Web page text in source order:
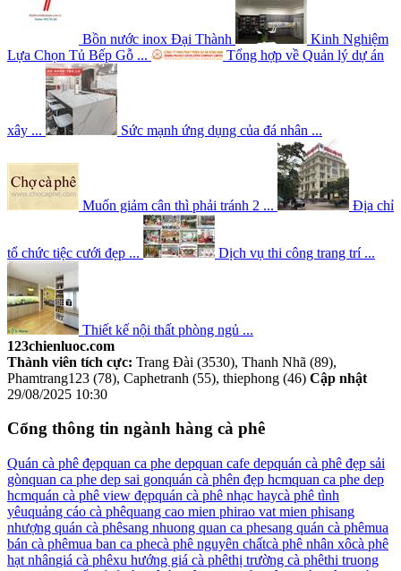
Bồn nước inox Đại Thành
Kinh Nghiệm
Lựa Chọn Tủ Bếp Gỗ ...
Tổng hợp về Quản lý dự án
xây ... Sức mạnh ứng dụng của đá nhân ...
Muốn giảm cân thì phải tránh 2 ... Địa chỉ
tổ chức tiệc cưới đẹp ... Dịch vụ thi công trang trí ...
Thiết kế nội thất phòng ngủ ...
123chienluoc.com
Thành viên tích cực: Trang Đài (3530), Thanh Nhã (89),
Phamtrang123 (78), Caphetranh (55), thiephong (46) Cập nhật
29/08/2025 10:30
Cổng thông tin ngành hàng cà phê
Quán cà phê đẹpquan ca phe depquan cafe depquán cà phê đẹp sải
gònquan ca phe dep sai gonquán cà phên đẹp hcmquan ca phe dep
hcmquán cà phê view đẹpquán cà phê nhạc haycà phê tình
yêuquảng cáo cà phêquang cao mien phirao vat mien phisang
nhượng quán cà phêsang nhuong quan ca phesang quán cà phêmua
bán cà phêmua ban ca phecà phê nguyên chấtcà phê nhân xôcà phê
hạt nhângiá cà phêxu hướng giá cà phêthị trường cà phêthi truong